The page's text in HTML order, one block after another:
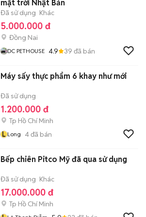
mặt trời Nhật Bản
Đã sử dụng Khác
5.000.000 đ
Đồng Nai
DC PETHOUSE 4.9 39 đã bán
Máy sấy thực phẩm 6 khay như mới
Đã sử dụng
1.200.000 đ
Tp Hồ Chí Minh
L Long 4đã bán
Bếp chiên Pitco Mỹ đã qua sử dụng
Đã sử dụng Khác
17.000.000 đ
Tp Hồ Chí Minh